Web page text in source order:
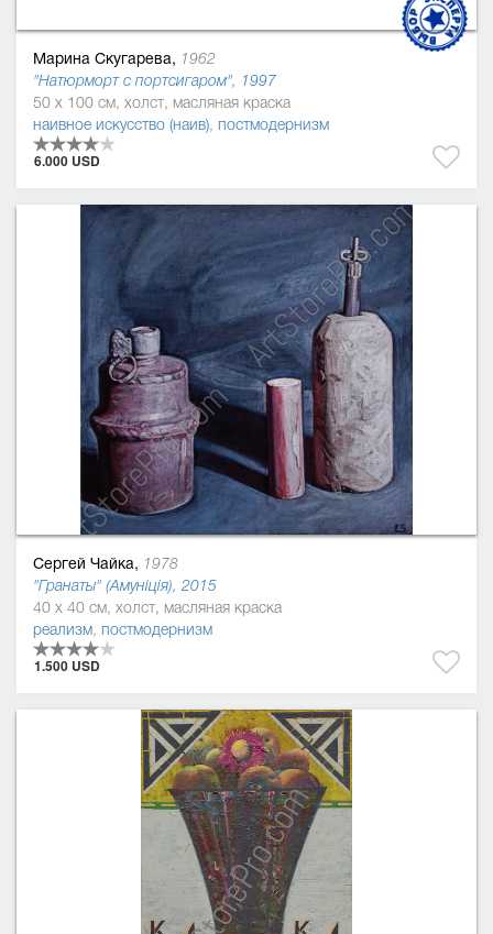
Марина Скугарева, 1962
"Натюрморт с портсигаром", 1997
50 x 100 см, холст, масляная краска
наивное искусство (наив), постмодернизм
6.000 USD
Сергей Чайка, 1978
"Гранаты" (Амуніція), 2015
40 x 40 см, холст, масляная краска
реализм, постмодернизм
1.500 USD